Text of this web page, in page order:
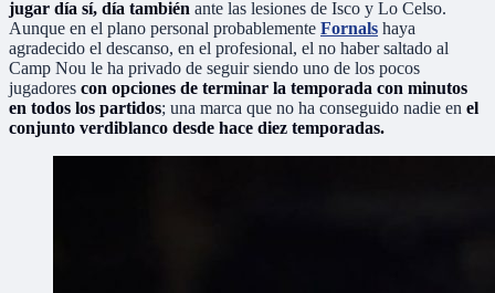
jugar día sí, día también ante las lesiones de Isco y Lo Celso.
Aunque en el plano personal probablemente Fornals haya
agradecido el descanso, en el profesional, el no haber saltado al
Camp Nou le ha privado de seguir siendo uno de los pocos
jugadores con opciones de terminar la temporada con minutos
en todos los partidos; una marca que no ha conseguido nadie en el
conjunto verdiblanco desde hace diez temporadas.